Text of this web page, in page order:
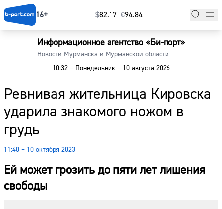
16+ $⁠82.17 €⁠94.84
Информационное агентство «Би-порт»
Новости Мурманска и Мурманской области
10:32 –Понедельник –10 августа 2026
Ревнивая жительница Кировска
ударила знакомого ножом в
грудь
11:40 – 10 октября 2023
Ей может грозить до пяти лет лишения
свободы
Главная
Наши гости
Фоторепортажи
Погода
Курсы валют